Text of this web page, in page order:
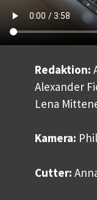
Redaktion:
Alexander
Lena
Kamera:
Cutter: